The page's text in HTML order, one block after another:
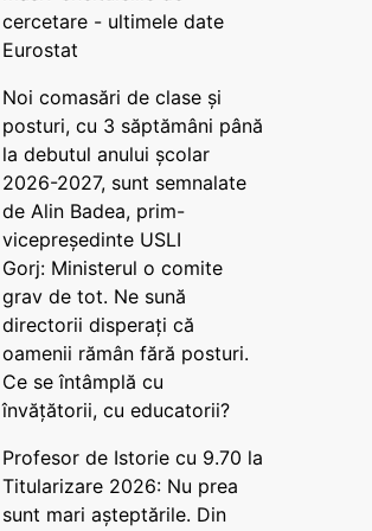
cercetare - ultimele date
Eurostat
Noi comasări de clase și
posturi, cu 3 săptămâni până
la debutul anului școlar
2026-2027, sunt semnalate
de Alin Badea, prim-
vicepreședinte USLI
Gorj: Ministerul o comite
grav de tot. Ne sună
directorii disperați că
oamenii rămân fără posturi.
Ce se întâmplă cu
învățătorii, cu educatorii?
Profesor de Istorie cu 9.70 la
Titularizare 2026: Nu prea
sunt mari așteptările. Din